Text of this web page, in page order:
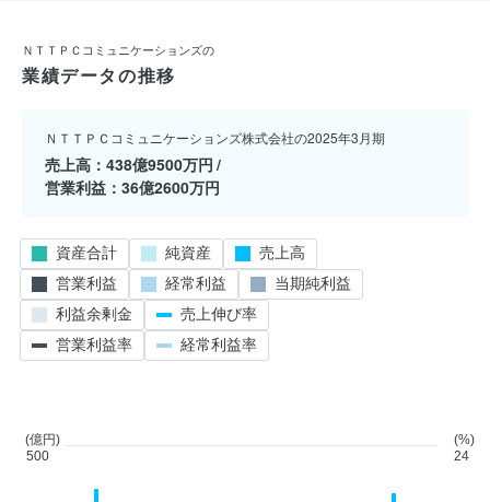
ＮＴＴＰＣコミュニケーションズの
業績データの推移
ＮＴＴＰＣコミュニケーションズ株式会社の2025年3月期
売上高
438億9500万円
営業利益
36億2600万円
(億円)
500
(%)
24
資産合計 純資産
売上高
営業利益
経常利益
当期純利益
利益余剰金
売上伸び率
営業利益率
経常利益率